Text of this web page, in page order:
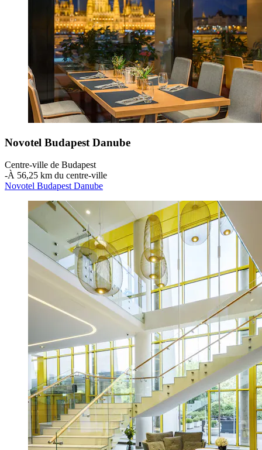
Novotel Budapest Danube
Centre-ville de Budapest
‐À 56,25 km du centre-ville
Novotel Budapest Danube